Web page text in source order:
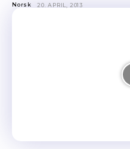
Norsk 20. APRIL, 2013